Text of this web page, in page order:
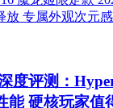
度评测：
能 硬核玩家值